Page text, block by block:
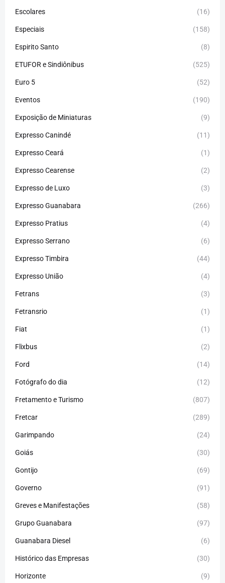
Escolares (16)
Especiais (158)
Espirito Santo (8)
ETUFOR e Sindiônibus (525)
Euro 5 (52)
Eventos (190)
Exposição de Miniaturas (9)
Expresso Canindé (11)
Expresso Ceará (1)
Expresso Cearense (2)
Expresso de Luxo (3)
Expresso Guanabara (266)
Expresso Pratius (4)
Expresso Serrano (6)
Expresso Timbira (44)
Expresso União (4)
Fetrans (3)
Fetransrio (1)
Fiat (1)
Flixbus (2)
Ford (14)
Fotógrafo do dia (12)
Fretamento e Turismo (807)
Fretcar (289)
Garimpando (24)
Goiás (30)
Gontijo (69)
Governo (91)
Greves e Manifestações (58)
Grupo Guanabara (97)
Guanabara Diesel (6)
Histórico das Empresas (30)
Horizonte (9)